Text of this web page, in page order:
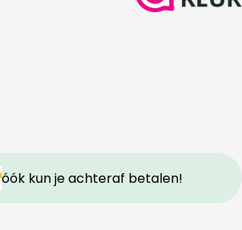
óók kun je achteraf betalen!